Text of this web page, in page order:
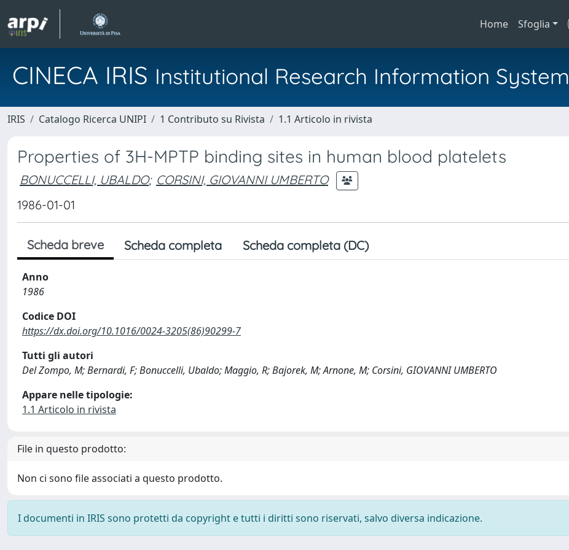
Home Sfoglia
CINECA IRIS Institutional Research Information System
IRIS Catalogo Ricerca UNIPI 1 Contributo su Rivista 1.1 Articolo in rivista
Properties of 3H-MPTP binding sites in human blood platelets
BONUCCELLI, UBALDO; CORSINI, GIOVANNI UMBERTO
1986-01-01
Scheda breve Scheda completa Scheda completa (DC)
Anno
1986
Codice DOI
https://dx.doi.org/10.1016/0024-3205(86)90299-7
Tutti gli autori
Del Zompo, M; Bernardi, F; Bonuccelli, Ubaldo; Maggio, R; Bajorek, M; Arnone, M; Corsini, GIOVANNI UMBERTO
Appare nelle tipologie:
1.1 Articolo in rivista
File in questo prodotto:
Non ci sono file associati a questo prodotto.
I documenti in IRIS sono protetti da copyright e tutti i diritti sono riservati, salvo diversa indicazione.